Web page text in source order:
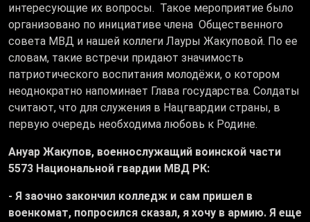
интересующие их вопросы. Такое мероприятие было
организовано по инициативе члена Общественного
совета МВД и нашей коллеги Лауры Жакуповой. По ее
словам, такие встречи придают значимость
патриотического воспитания молодёжи, о котором
неоднократно напоминает Глава государства. Солдаты
считают, что для служения в Нацгвардии страны, в
первую очередь необходима любовь к Родине.
Ануар Жакупов, военнослужащий воинской части
5573 Национальной гвардии МВД РК:
- Я заочно закончил колледж и сам пришел в
военкомат, попросился сказал, я хочу в армию. Я еще